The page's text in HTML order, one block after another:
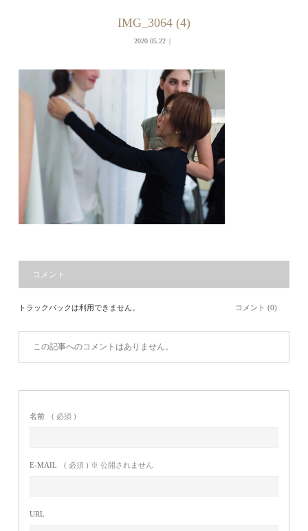
IMG_3064 (4)
2020.05.22
コメント
トラックバックは利用できません。 コメント (0)
この記事へのコメントはありません。
名前 ( 必須 )
E-MAIL ( 必須 ) ※ 公開されません
URL